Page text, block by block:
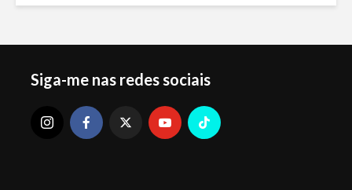
Siga-me nas redes sociais